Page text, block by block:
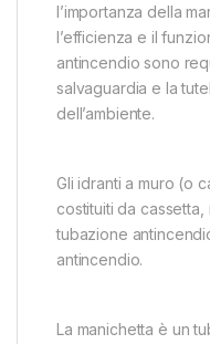
l’importanza della
l’efficienza e il
antincendio sono
salvaguardia e la
dell’ambiente.
Gli idranti a muro (o
costituiti da
tubazione
antincendio.
La manichetta è un